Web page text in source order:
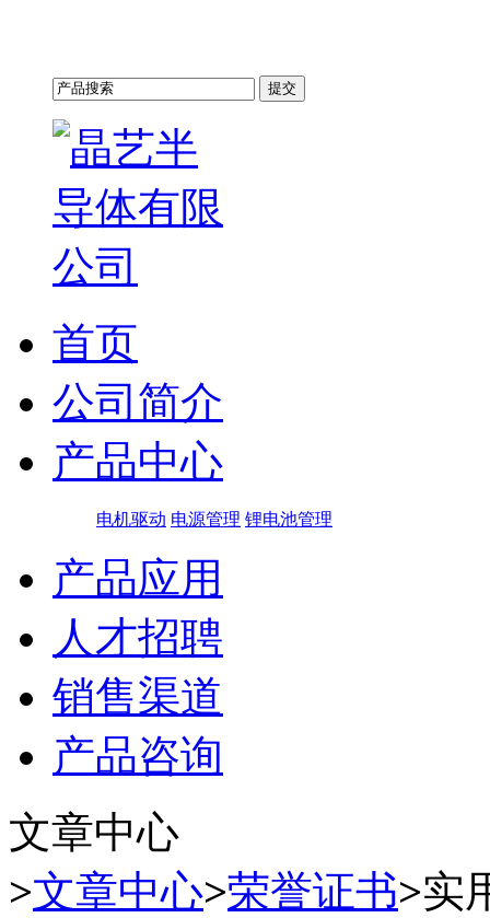
首页
公司简介
产品中心
电机驱动 电源管理 锂电池管理
产品应用
人才招聘
销售渠道
产品咨询
文章中心
>文章中心>荣誉证书>实